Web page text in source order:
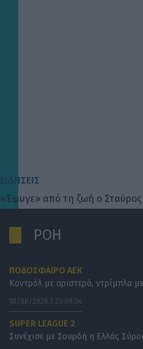
ΕΙΔΗΣΕΙΣ
«Έφυγε» από τη ζωή ο
ΡΟΗ
ΠΟΔΟΣΦΑΙΡΟ ΑΕΚ
Κοντρόλ με αριστερό, ντρίμπλα
10/08/2026 | 23:09:34
SUPER LEAGUE 2
Συνέχισε με Σουρδή η Ελλάς